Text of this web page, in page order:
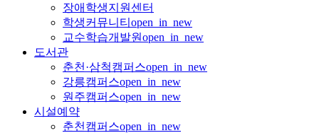
장애학생지원센터
학생커뮤니티 open_in_new
교수학습개발원open_in_new
도서관
춘천·삼척캠퍼스open_in_new
강릉캠퍼스open_in_new
원주캠퍼스open_in_new
시설예약
춘천캠퍼스open_in_new